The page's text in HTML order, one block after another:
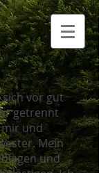
vor gut
getrennt
und
Mein
und